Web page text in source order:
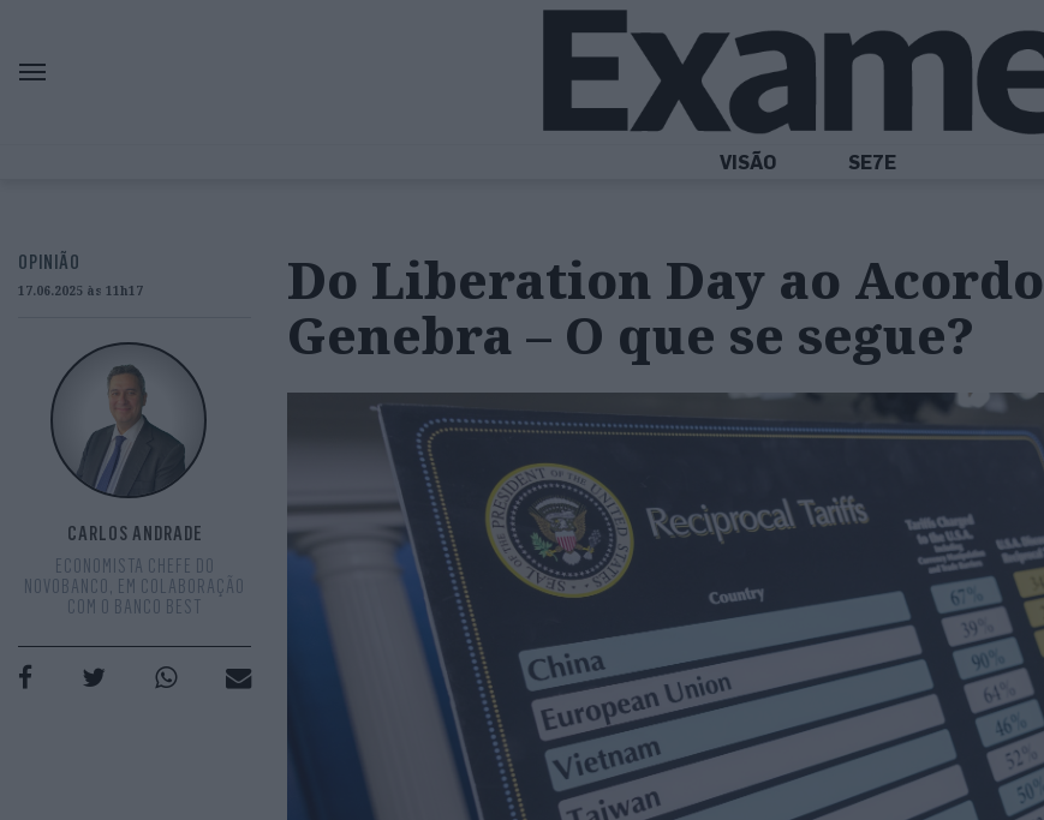
VISÃO SE7E
OPINIÃO
17.06.2025 às 11h17
CARLOS ANDRADE
ECONOMISTA CHEFE DO
NOVOBANCO, EM COLABORAÇÃO
COM O BANCO BEST
Do Liberation Day ao
Genebra – O que se segue?